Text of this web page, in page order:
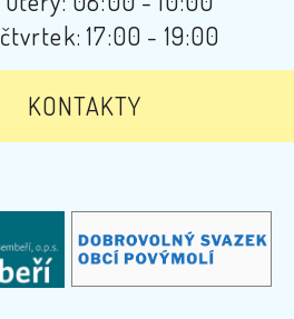
čtvrtek: 17:00 - 19:00
KONTAKTY